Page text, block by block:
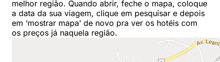
melhor região. Quando abrir, feche o mapa, coloque
a data da sua viagem, clique em pesquisar e depois
em ‘mostrar mapa’ de novo pra ver os hotéis com
os preços já naquela região.